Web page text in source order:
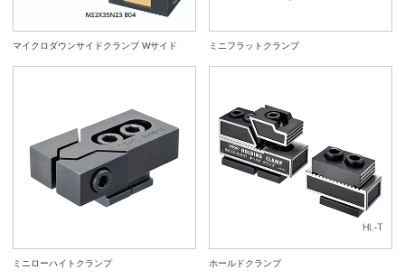
マイクロダウンサイドクランプ Wサイド ミニフラットクランプ
ミニローハイトクランプ ホールドクランプ